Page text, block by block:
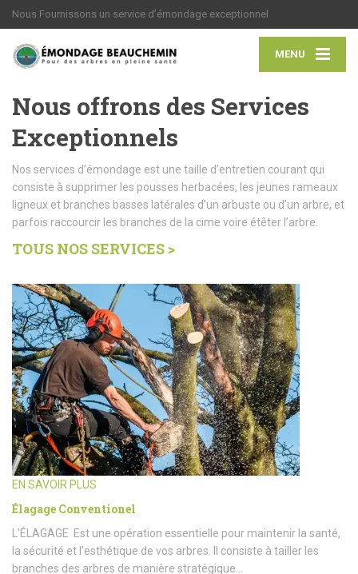
Nous Fournissons un service d’émondage exceptionnel
MENU
Nous offrons des Services
Exceptionnels
Nos services d’émondage est une taille d’entretien courant qui
consiste à supprimer les pousses herbacées, les jeunes rameaux
ligneux et branches basses latérales d’un arbuste ou d’un arbre, et
parfois raccourcir les branches de la cime voire étêter l’arbre.
TOUS NOS SERVICES >
EN SAVOIR PLUS
Élagage Conventionel
L’ÉLAGAGE Est une opération essentielle pour maintenir la santé,
la sécurité et l’esthétique de vos arbres. Il consiste à tailler les
branches des arbres de manière stratégique…